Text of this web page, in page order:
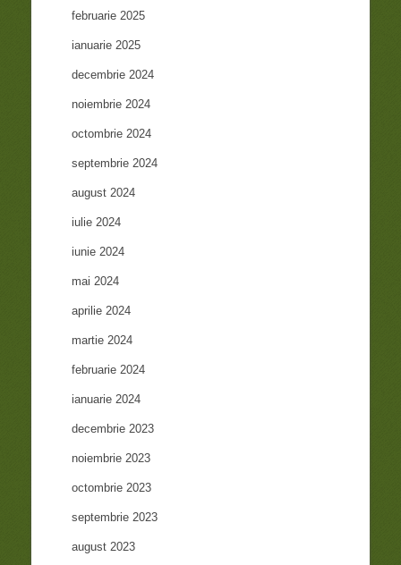
februarie 2025
ianuarie 2025
decembrie 2024
noiembrie 2024
octombrie 2024
septembrie 2024
august 2024
iulie 2024
iunie 2024
mai 2024
aprilie 2024
martie 2024
februarie 2024
ianuarie 2024
decembrie 2023
noiembrie 2023
octombrie 2023
septembrie 2023
august 2023